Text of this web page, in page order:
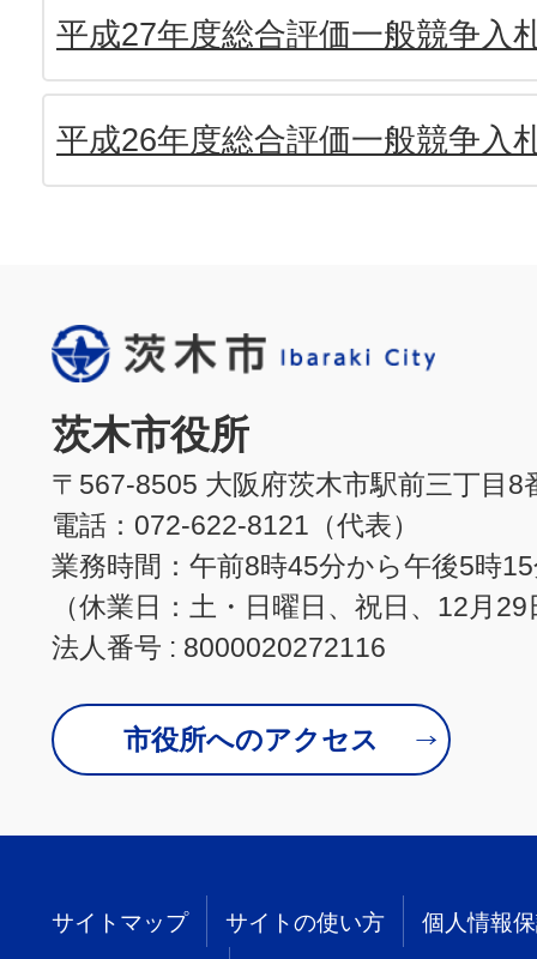
平成27年度総合評価一般競争入
平成26年度総合評価一般競争入
茨木市役所
〒567-8505 大阪府茨木市駅前三丁目8
電話：072-622-8121（代表）
業務時間：午前8時45分から午後5時
（休業日：土・日曜日、祝日、12月
法人番号 : 8000020272116
市役所へのアクセス
サイトマップ サイトの使い方 個人情報